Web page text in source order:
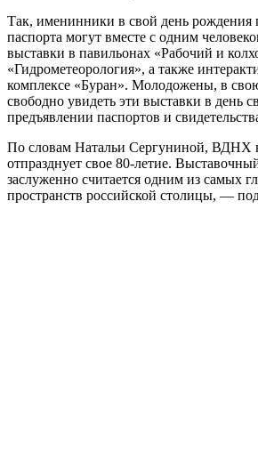
Так, именинники в свой день рождения
паспорта могут вместе с одним
выставки в павильонах «Рабочий и
«Гидрометеорология», а также
комплексе «Буран». Молодожены, в
свободно увидеть эти выставки в день
предъявлении паспортов и
По словам Натальи Сергуниной, ВДНХ в
отпразднует свое 80-летие.
заслуженно считается одним из самых
пространств российской столицы, —